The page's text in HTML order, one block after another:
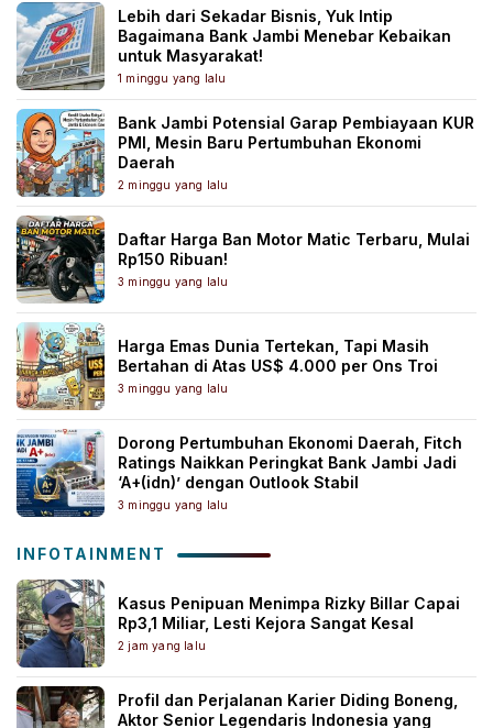
Lebih dari Sekadar Bisnis, Yuk Intip
Bagaimana Bank Jambi Menebar Kebaikan
untuk Masyarakat!
1 minggu yang lalu
Bank Jambi Potensial Garap Pembiayaan KUR
PMI, Mesin Baru Pertumbuhan Ekonomi
Daerah
2 minggu yang lalu
Daftar Harga Ban Motor Matic Terbaru, Mulai
Rp150 Ribuan!
3 minggu yang lalu
Harga Emas Dunia Tertekan, Tapi Masih
Bertahan di Atas US$ 4.000 per Ons Troi
3 minggu yang lalu
Dorong Pertumbuhan Ekonomi Daerah, Fitch
Ratings Naikkan Peringkat Bank Jambi Jadi
‘A+(idn)’ dengan Outlook Stabil
3 minggu yang lalu
INFOTAINMENT
Kasus Penipuan Menimpa Rizky Billar Capai
Rp3,1 Miliar, Lesti Kejora Sangat Kesal
2 jam yang lalu
Profil dan Perjalanan Karier Diding Boneng,
Aktor Senior Legendaris Indonesia yang